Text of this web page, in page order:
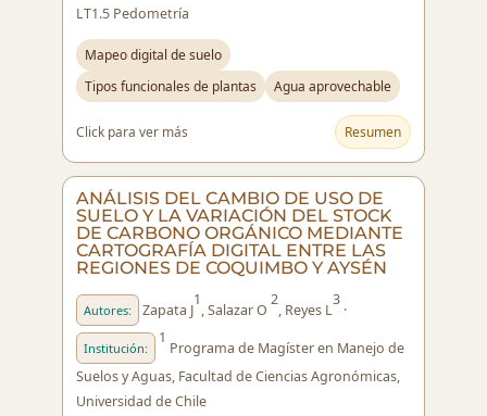
LT1.5 Pedometría
Mapeo digital de suelo
Tipos funcionales de plantas
Agua aprovechable
Click para ver más Resumen
ANÁLISIS DEL CAMBIO DE USO DE
SUELO Y LA VARIACIÓN DEL STOCK
DE CARBONO ORGÁNICO MEDIANTE
CARTOGRAFÍA DIGITAL ENTRE LAS
REGIONES DE COQUIMBO Y AYSÉN
Autores: Zapata J
1
, Salazar O
2
, Reyes L
3
·
Institución:
1
Programa de Magíster en Manejo de
Suelos y Aguas, Facultad de Ciencias Agronómicas,
Universidad de Chile